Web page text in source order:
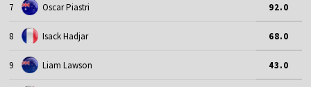
7 Oscar Piastri 92.0
8 Isack Hadjar 68.0
9 Liam Lawson 43.0